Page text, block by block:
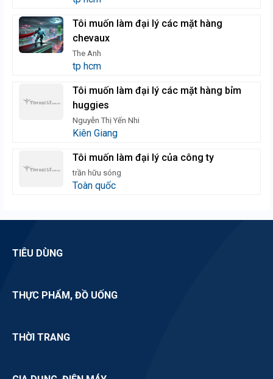
Tôi muốn làm đại lý các mặt hàng
chevaux
The Anh
tp hcm
Tôi muốn làm đại lý các mặt hàng bỉm
huggies
Nguyễn Thị Yến Nhi
Kiên Giang
Tôi muốn làm đại lý của công ty
trần hữu sóng
Toàn quốc
TIÊU DÙNG
THỰC PHẨM, ĐỒ UỐNG
THỜI TRANG